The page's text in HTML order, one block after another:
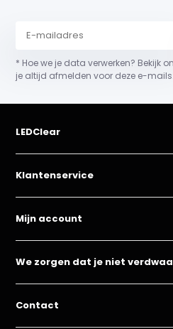
* Hoe we je data verwerken? Bekijk
je altijd afmelden voor deze e-mails.
LEDClear
Klantenservice
Mijn account
We zorgen dat je niet
Contact